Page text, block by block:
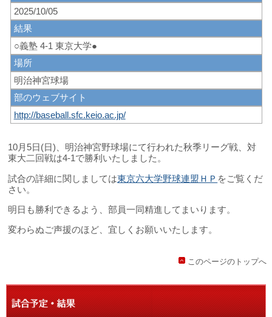
2025/10/05
結果
○義塾 4-1 東京大学●
場所
明治神宮球場
部のウェブサイト
http://baseball.sfc.keio.ac.jp/
10月5日(日)、明治神宮野球場にて行われた秋季リーグ戦、対
東大二回戦は4-1で勝利いたしました。
試合の詳細に関しましては東京六大学野球連盟ＨＰ をご覧くだ
さい。
明日も勝利できるよう、部員一同精進してまいります。
変わらぬご声援のほど、宜しくお願いいたします。
このページのトップへ